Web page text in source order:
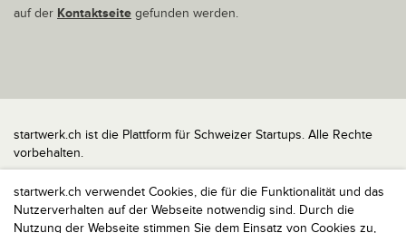
startwerk.ch verwendet Cookies, die für die Funktionalität und das
Nutzerverhalten auf der Webseite notwendig sind. Durch die
Nutzung der Webseite stimmen Sie dem Einsatz von Cookies zu,
auf der Kontaktseite gefunden werden.
startwerk.ch ist die Plattform für Schweizer Startups. Alle Rechte
vorbehalten.
Impressum
Kontakt
nach oben